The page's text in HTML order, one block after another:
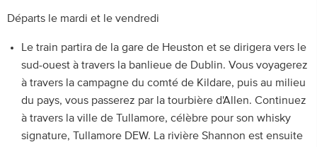
Départs le mardi et le vendredi
Le train partira de la gare de Heuston et se dirigera vers le
sud-ouest à travers la banlieue de Dublin. Vous voyagerez
à travers la campagne du comté de Kildare, puis au milieu
du pays, vous passerez par la tourbière d'Allen. Continuez
à travers la ville de Tullamore, célèbre pour son whisky
signature, Tullamore DEW. La rivière Shannon est ensuite